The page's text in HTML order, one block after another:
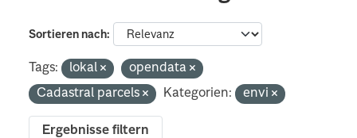
Sortieren nach
Tags: lokal
opendata
Cadastral parcels
Kategorien: envi
Ergebnisse filtern